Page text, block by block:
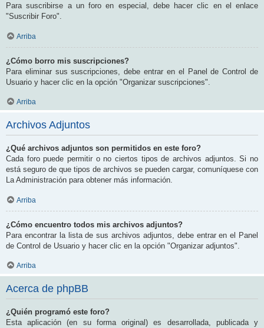
Para suscribirse a un foro en especial, debe hacer clic en el enlace
"Suscribir Foro".
Arriba
¿Cómo borro mis suscripciones?
Para eliminar sus suscripciones, debe entrar en el Panel de Control de
Usuario y hacer clic en la opción "Organizar suscripciones".
Arriba
Archivos Adjuntos
¿Qué archivos adjuntos son permitidos en este foro?
Cada foro puede permitir o no ciertos tipos de archivos adjuntos. Si no
está seguro de que tipos de archivos se pueden cargar, comuníquese con
La Administración para obtener más información.
Arriba
¿Cómo encuentro todos mis archivos adjuntos?
Para encontrar la lista de sus archivos adjuntos, debe entrar en el Panel
de Control de Usuario y hacer clic en la opción "Organizar adjuntos".
Arriba
Acerca de phpBB
¿Quién programó este foro?
Esta aplicación (en su forma original) es desarrollada, publicada y